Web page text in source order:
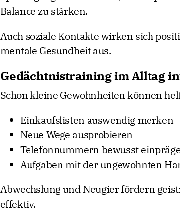
Balance zu stärken.
Auch soziale Kontakte wirken sich
mentale Gesundheit aus.
Gedächtnistraining im Alltag
Schon kleine Gewohnheiten können
Einkaufslisten auswendig merken
Neue Wege ausprobieren
Telefonnummern bewusst
Aufgaben mit der ungewohnten
Abwechslung und Neugier fördern
effektiv.